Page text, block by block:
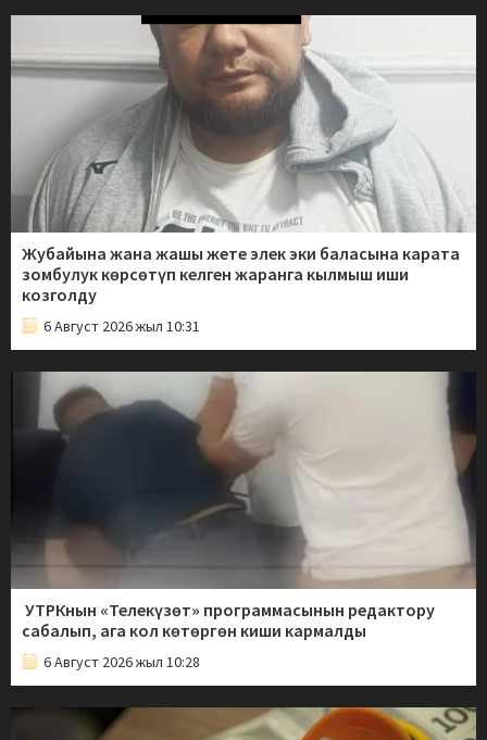
Жубайына жана жашы жете элек эки баласына карата
зомбулук көрсөтүп келген жаранга кылмыш иши
козголду
6 Август 2026 жыл 10:31
УТРКнын «Телекүзөт» программасынын редактору
сабалып, ага кол көтөргөн киши кармалды
6 Август 2026 жыл 10:28